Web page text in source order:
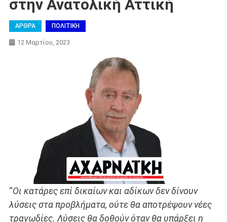
στην Ανατολική Αττική
ΑΡΘΡΑ ΠΟΛΙΤΙΚΗ
12 Μαρτίου, 2023
“Oι κατάρες επί δικαίων και αδίκων δεν δίνουν
λύσεις στα προβλήματα, ούτε θα αποτρέψουν νέες
τραγωδίες. Λύσεις θα δοθούν όταν θα υπάρξει η